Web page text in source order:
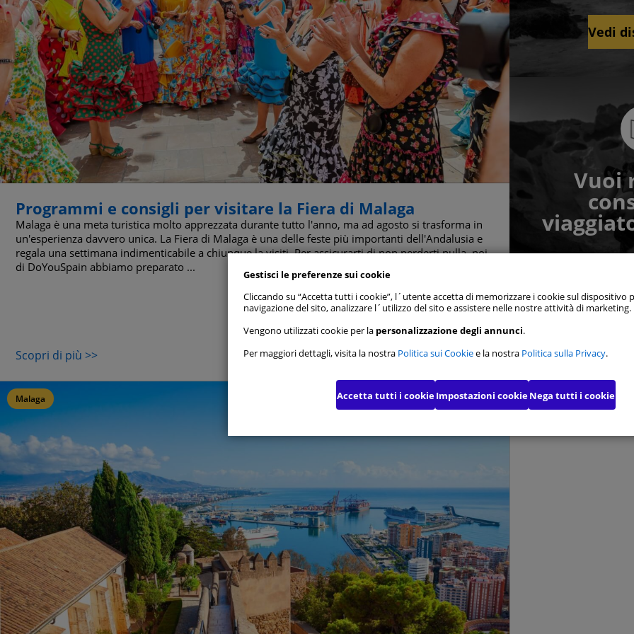
Programmi e consigli per visitare la Fiera di Malaga
Malaga è una meta turistica molto apprezzata durante tutto l'anno, ma ad agosto si trasforma in
un'esperienza davvero unica. La Fiera di Malaga è una delle feste più importanti dell'Andalusia e
regala una settimana indimenticabile a chiunque la visiti. Per assicurarti di non perderti nulla, noi
di DoYouSpain abbiamo preparato ...
Scopri di più >>
Malaga
Vedi
Vuoi
Gestisci le preferenze sui cookie
Cliccando su “Accetta tutti i cookie”, l´utente accetta di memorizzare i cookie sul dispositivo
navigazione del sito, analizzare l´utilizzo del sito e assistere nelle nostre attività di marketing.
Vengono utilizzati cookie per la personalizzazione degli annunci.
Per maggiori dettagli, visita la nostra Politica sui Cookiee la nostra Politica sulla Privacy.
Impostazioni cookieNega tutti i cookie
Accetta tutti i cookie
Gestisci preferenze consenso
Cookie strettamente necessari
Cookie di prestazione
Cookie di funzionalità
Cookie per pubblicità mirata